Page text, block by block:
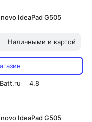
IdeaPad G505
Наличными и картой
4.8
IdeaPad G505